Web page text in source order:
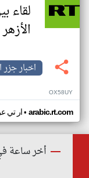
لقاء
اخبار جزر
OX58UY
ار تي• arabic.rt.com
أخر ساعة